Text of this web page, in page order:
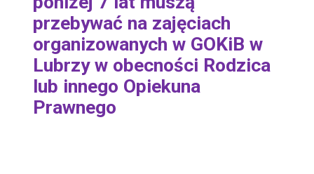
przebywać na zajęciach
organizowanych w GOKiB w
Lubrzy w obecności Rodzica
lub innego Opiekuna
Prawnego